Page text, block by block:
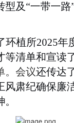
型及“一带一
环植所2025年
等清单和宣读
。会议还传达
风肃纪确保廉